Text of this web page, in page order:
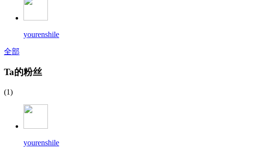
yourenshile
全部
Ta的粉丝
(1)
yourenshile